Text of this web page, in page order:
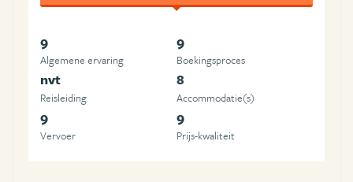
9
Algemene ervaring
9
Boekingsproces
nvt
Reisleiding
8
Accommodatie(s)
9
Vervoer
9
Prijs-kwaliteit